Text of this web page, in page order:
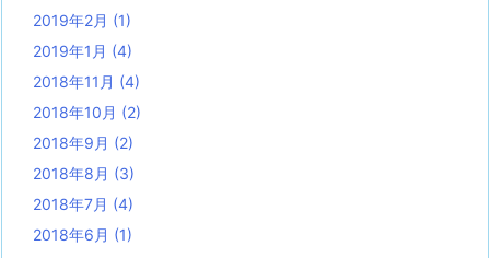
2019年2月 (1)
2019年1月 (4)
2018年11月 (4)
2018年10月 (2)
2018年9月 (2)
2018年8月 (3)
2018年7月 (4)
2018年6月 (1)